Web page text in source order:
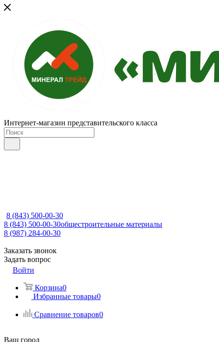
Интернет-магазин представительского класса
8 (843) 500-00-30
8 (843) 500-00-30общестроительные материалы
8 (987) 284-00-30
Заказать звонок
Задать вопрос
Войти
Корзина0
Избранные товары0
Сравнение товаров0
Ваш город